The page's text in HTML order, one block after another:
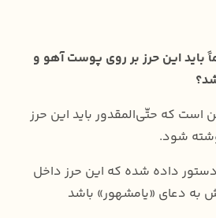
باید این حرز بر روی پوست آهو و
است که حتّی‌المقدور باید این حرز
شود.
داده شده که این حرز داخل
به دعای «یامشهور» باشد